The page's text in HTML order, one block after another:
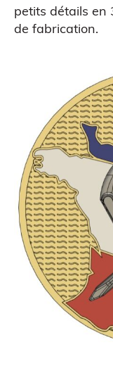
ATELIERS &
petits détails en
de fabrication.